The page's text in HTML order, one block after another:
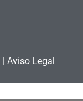
| Aviso Legal